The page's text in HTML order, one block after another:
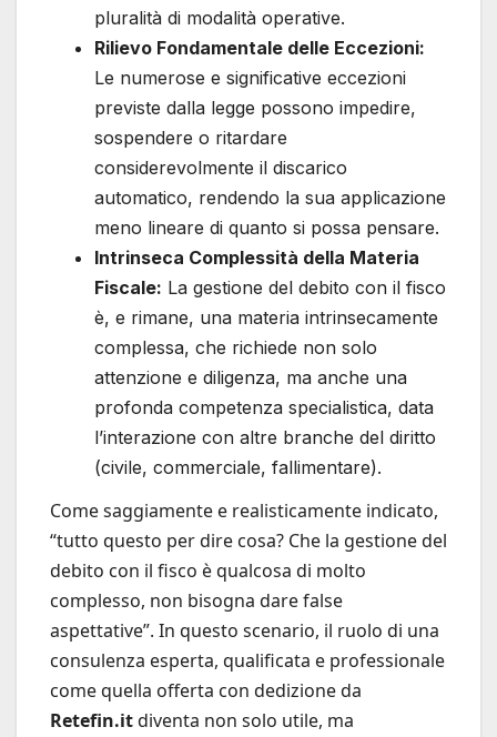
pluralità di modalità operative.
Rilievo Fondamentale delle Eccezioni:
Le numerose e significative eccezioni
previste dalla legge possono impedire,
sospendere o ritardare
considerevolmente il discarico
automatico, rendendo la sua applicazione
meno lineare di quanto si possa pensare.
Intrinseca Complessità della Materia
Fiscale: La gestione del debito con il fisco
è, e rimane, una materia intrinsecamente
complessa, che richiede non solo
attenzione e diligenza, ma anche una
profonda competenza specialistica, data
l’interazione con altre branche del diritto
(civile, commerciale, fallimentare).
Come saggiamente e realisticamente indicato,
“tutto questo per dire cosa? Che la gestione del
debito con il fisco è qualcosa di molto
complesso, non bisogna dare false
aspettative”. In questo scenario, il ruolo di una
consulenza esperta, qualificata e professionale
come quella offerta con dedizione da
Retefin.itdiventa non solo utile, ma